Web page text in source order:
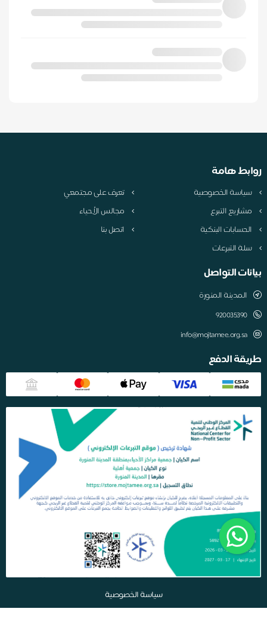
روابط هامة
سياسة الخصوصية
تعرف على مجتمعي
مشاريع التبرع
مجالس الأحياء
الحسابات البنكية
اتصل بنا
سلة التبرعات
بيانات التواصل
المدينة المنورة
920035390
info@mojtamee.org.sa
طريقة الدفع
سياسة الخصوصية